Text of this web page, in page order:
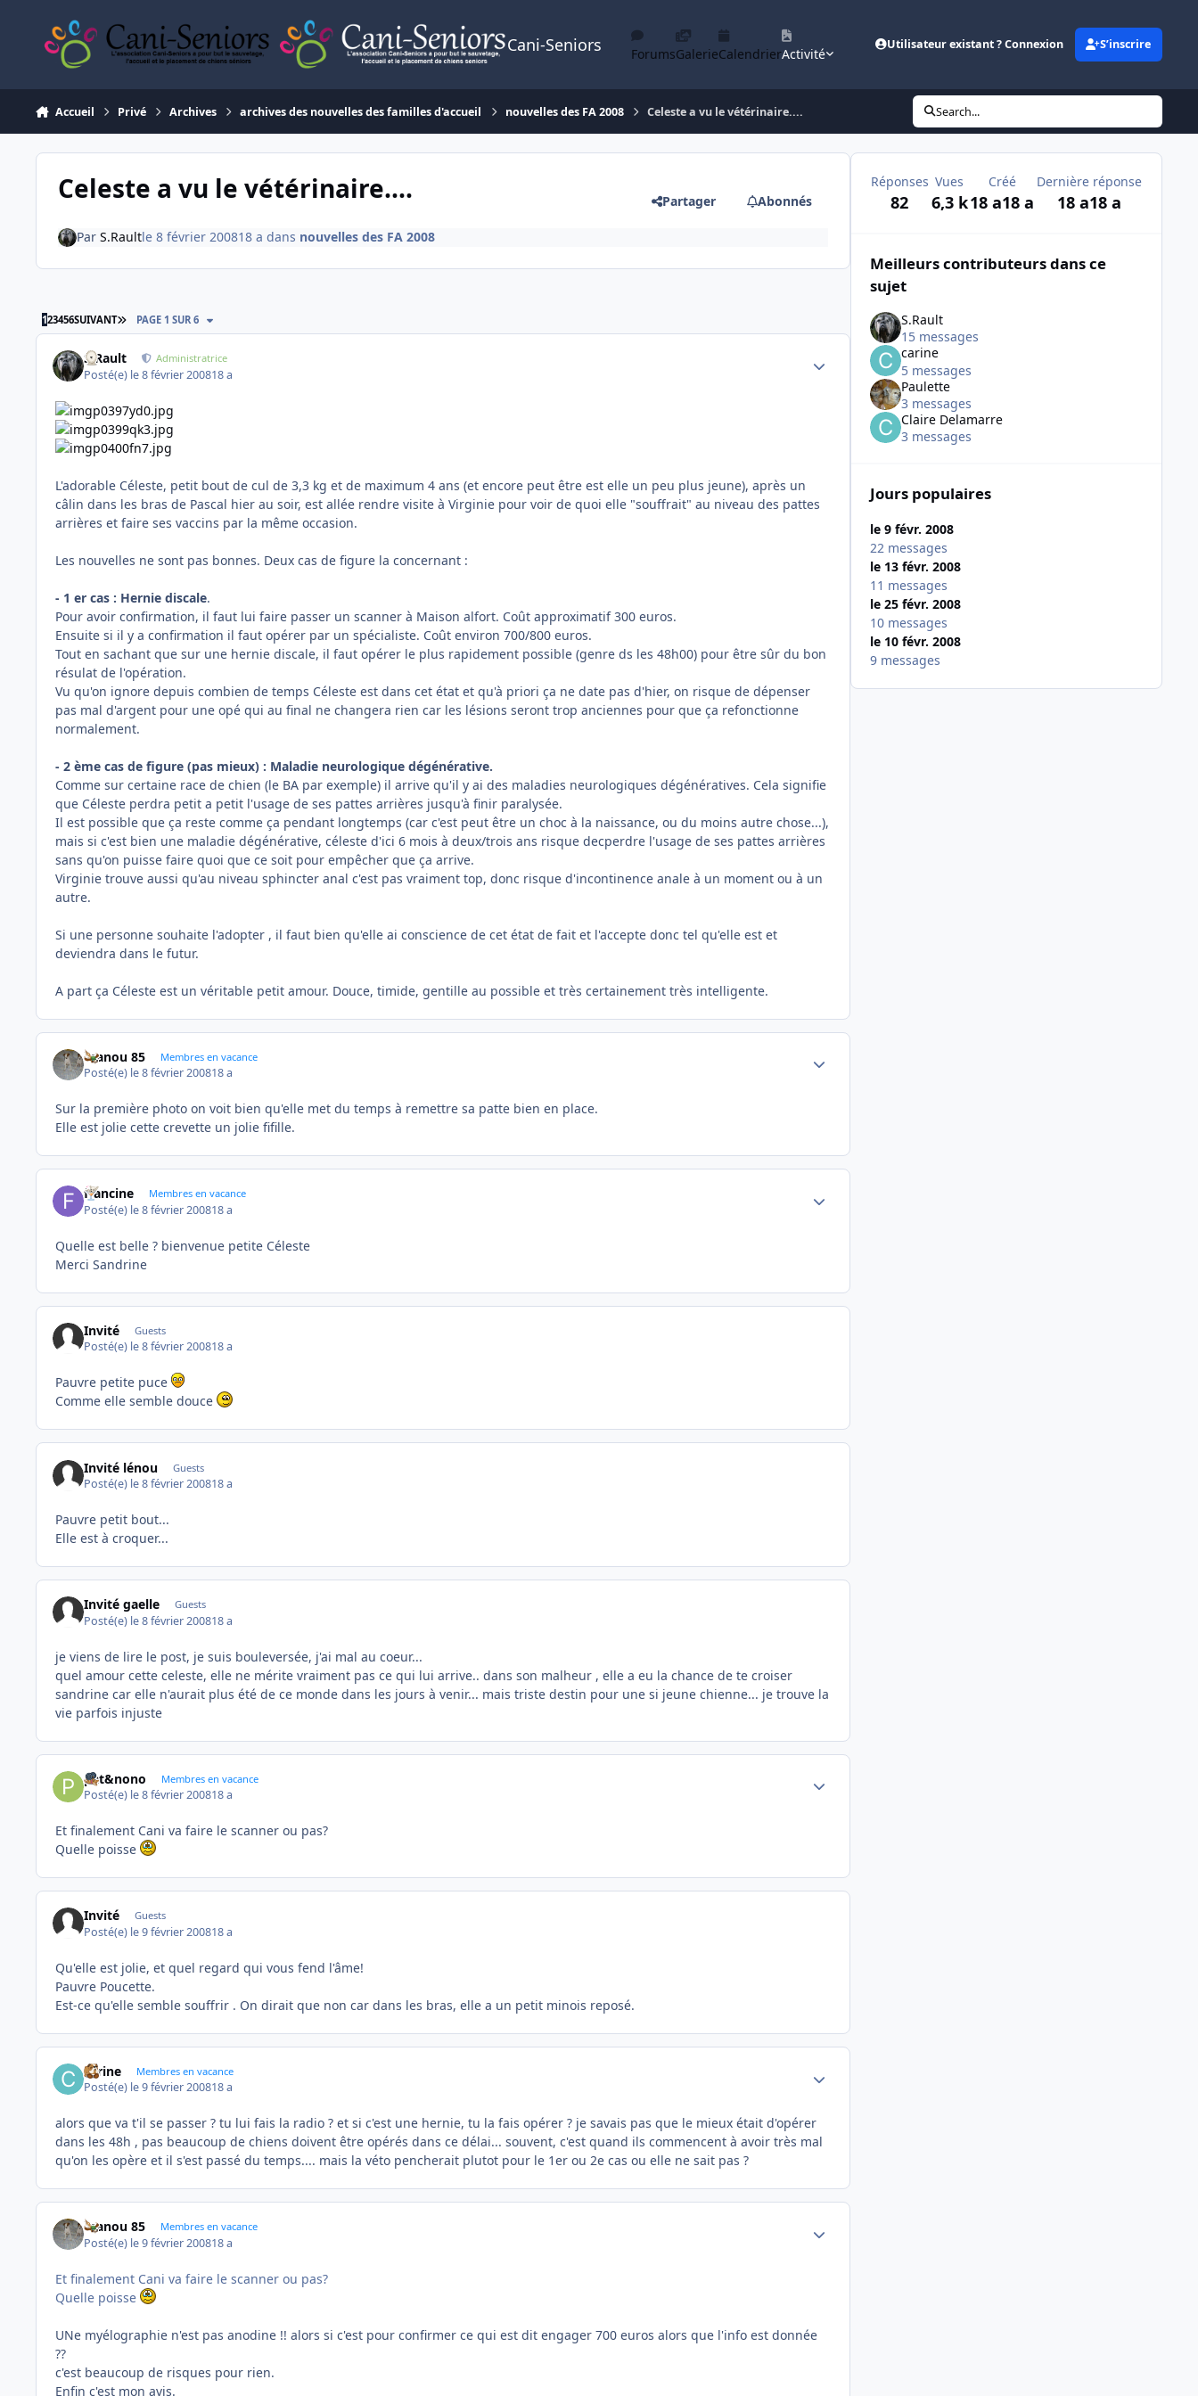
Cani-Seniors ForumsGalerieCalendrierActivité
Utilisateur existant ? Connexion S’inscrire
Accueil Privé Archives archives des nouvelles des familles d'accueil nouvelles des FA 2008 Celeste a vu le vétérinaire.... Search...
Celeste a vu le vétérinaire.... Partager Abonnés
Par S.Raultle 8 février 200818 a dans nouvelles des FA 2008
123456SUIVANT DERNIÈRE PAGE
PAGE 1 SUR 6
S.Rault Administratrice
Posté(e) le 8 février 200818 a
Author stats
L'adorable Céleste, petit bout de cul de 3,3 kg et de maximum 4 ans (et encore peut être est elle un peu plus jeune), après un
câlin dans les bras de Pascal hier au soir, est allée rendre visite à Virginie pour voir de quoi elle "souffrait" au niveau des pattes
arrières et faire ses vaccins par la même occasion.
Les nouvelles ne sont pas bonnes. Deux cas de figure la concernant :
- 1 er cas : Hernie discale.
Pour avoir confirmation, il faut lui faire passer un scanner à Maison alfort. Coût approximatif 300 euros.
Ensuite si il y a confirmation il faut opérer par un spécialiste. Coût environ 700/800 euros.
Tout en sachant que sur une hernie discale, il faut opérer le plus rapidement possible (genre ds les 48h00) pour être sûr du bon
résulat de l'opération.
Vu qu'on ignore depuis combien de temps Céleste est dans cet état et qu'à priori ça ne date pas d'hier, on risque de dépenser
pas mal d'argent pour une opé qui au final ne changera rien car les lésions seront trop anciennes pour que ça refonctionne
normalement.
- 2 ème cas de figure (pas mieux) : Maladie neurologique dégénérative.
Comme sur certaine race de chien (le BA par exemple) il arrive qu'il y ai des maladies neurologiques dégénératives. Cela signifie
que Céleste perdra petit a petit l'usage de ses pattes arrières jusqu'à finir paralysée.
Il est possible que ça reste comme ça pendant longtemps (car c'est peut être un choc à la naissance, ou du moins autre chose...),
mais si c'est bien une maladie dégénérative, céleste d'ici 6 mois à deux/trois ans risque decperdre l'usage de ses pattes arrières
sans qu'on puisse faire quoi que ce soit pour empêcher que ça arrive.
Virginie trouve aussi qu'au niveau sphincter anal c'est pas vraiment top, donc risque d'incontinence anale à un moment ou à un
autre.
Si une personne souhaite l'adopter , il faut bien qu'elle ai conscience de cet état de fait et l'accepte donc tel qu'elle est et
deviendra dans le futur.
A part ça Céleste est un véritable petit amour. Douce, timide, gentille au possible et très certainement très intelligente.
manou 85 Membres en vacance
Posté(e) le 8 février 200818 a
Sur la première photo on voit bien qu'elle met du temps à remettre sa patte bien en place.
Elle est jolie cette crevette un jolie fifille.
francine Membres en vacance
Posté(e) le 8 février 200818 a
Quelle est belle ? bienvenue petite Céleste
Merci Sandrine
Invité Guests
Posté(e) le 8 février 200818 a
Pauvre petite puce
Comme elle semble douce
Invité lénou Guests
Posté(e) le 8 février 200818 a
Pauvre petit bout...
Elle est à croquer...
Invité gaelle Guests
Posté(e) le 8 février 200818 a
je viens de lire le post, je suis bouleversée, j'ai mal au coeur...
quel amour cette celeste, elle ne mérite vraiment pas ce qui lui arrive.. dans son malheur , elle a eu la chance de te croiser
sandrine car elle n'aurait plus été de ce monde dans les jours à venir... mais triste destin pour une si jeune chienne... je trouve la
vie parfois injuste
pat&nono Membres en vacance
Posté(e) le 8 février 200818 a
Et finalement Cani va faire le scanner ou pas?
Quelle poisse
Invité Guests
Posté(e) le 9 février 200818 a
Qu'elle est jolie, et quel regard qui vous fend l'âme!
Pauvre Poucette.
Est-ce qu'elle semble souffrir . On dirait que non car dans les bras, elle a un petit minois reposé.
carine Membres en vacance
Posté(e) le 9 février 200818 a
alors que va t'il se passer ? tu lui fais la radio ? et si c'est une hernie, tu la fais opérer ? je savais pas que le mieux était d'opérer
dans les 48h , pas beaucoup de chiens doivent être opérés dans ce délai... souvent, c'est quand ils commencent à avoir très mal
qu'on les opère et il s'est passé du temps.... mais la véto pencherait plutot pour le 1er ou 2e cas ou elle ne sait pas ?
manou 85 Membres en vacance
Posté(e) le 9 février 200818 a
Et finalement Cani va faire le scanner ou pas?
Quelle poisse
UNe myélographie n'est pas anodine !! alors si c'est pour confirmer ce qui est dit engager 700 euros alors que l'info est donnée
??
c'est beaucoup de risques pour rien.
Enfin c'est mon avis.
Réponses
82
Vues
6,3 k
Créé
18 a18 a
Dernière réponse
18 a18 a
Meilleurs contributeurs dans ce
sujet
S.Rault
15 messages
carine
5 messages
Paulette
3 messages
Claire Delamarre
3 messages
Jours populaires
le 9 févr. 2008
22 messages
le 13 févr. 2008
11 messages
le 25 févr. 2008
10 messages
le 10 févr. 2008
9 messages